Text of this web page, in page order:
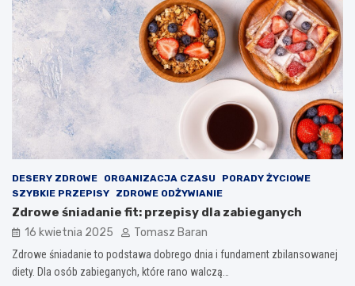
DESERY ZDROWE ORGANIZACJA CZASU
PORADY ŻYCIOWE
SZYBKIE PRZEPISY
ZDROWE ODŻYWIANIE
Zdrowe śniadanie fit: przepisy dla zabieganych
16 kwietnia 2025 Tomasz Baran
Zdrowe śniadanie to podstawa dobrego dnia i fundament zbilansowanej
diety. Dla osób zabieganych, które rano walczą…